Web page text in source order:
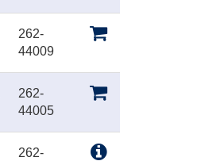
262-
44009
262-
44005
262-